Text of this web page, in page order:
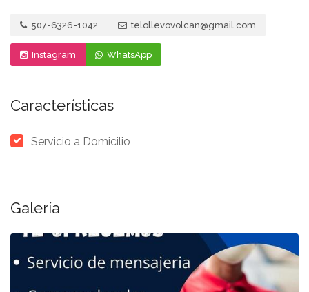
507-6326-1042 telollevovolcan@gmail.com
Instagram WhatsApp
Características
Servicio a Domicilio
Galería